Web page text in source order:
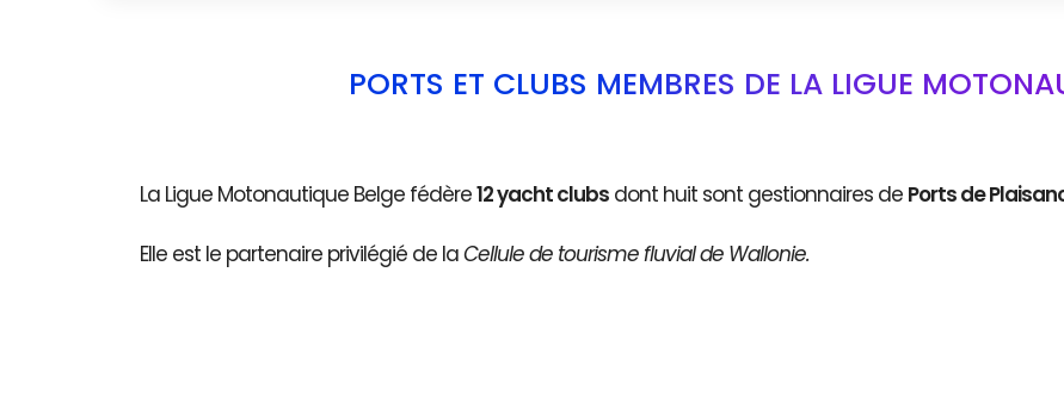
PORTS ET CLUBS MEMBRES DE LA LIGUE
La Ligue Motonautique Belge fédère12 yacht clubs dont huit sont gestionnaires de Ports de
Elle est le partenaire privilégié de laCellule de tourisme fluvial de Wallonie.